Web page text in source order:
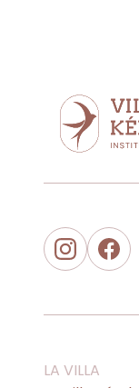
LA VILLA